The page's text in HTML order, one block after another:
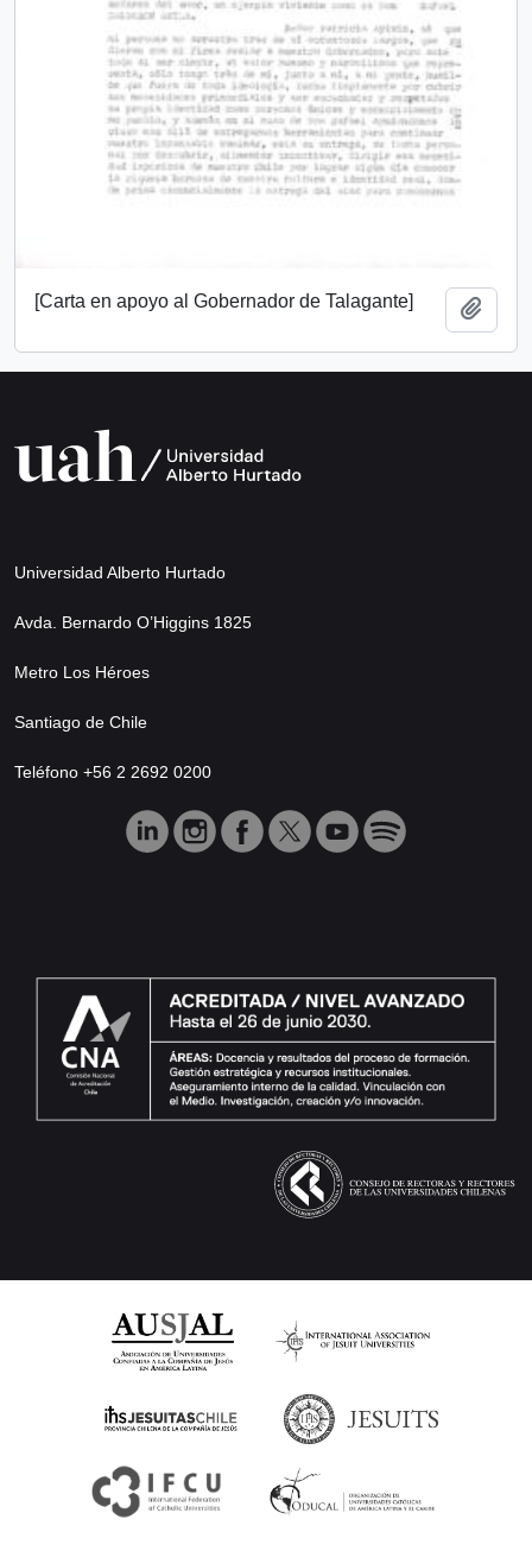
[Carta en apoyo al Gobernador de Talagante]
Universidad Alberto Hurtado
Avda. Bernardo O’Higgins 1825
Metro Los Héroes
Santiago de Chile
Teléfono +56 2 2692 0200